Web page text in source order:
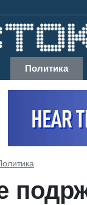
Политика